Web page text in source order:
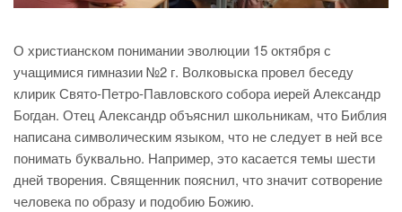
О христианском понимании эволюции 15 октября с
учащимися гимназии №2 г. Волковыска провел беседу
клирик Свято-Петро-Павловского собора иерей Александр
Богдан. Отец Александр объяснил школьникам, что Библия
написана символическим языком, что не следует в ней все
понимать буквально. Например, это касается темы шести
дней творения. Священник пояснил, что значит сотворение
человека по образу и подобию Божию.